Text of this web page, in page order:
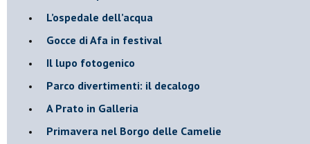
​L’ospedale dell’acqua
​Gocce di Afa in festival
​Il lupo fotogenico
​Parco divertimenti: il decalogo
​A Prato in Galleria
​Primavera nel Borgo delle Camelie